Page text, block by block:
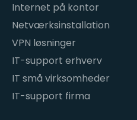
Internet på kontor
Netværksinstallation
VPN løsninger
IT-support erhverv
IT små virksomheder
IT-support firma